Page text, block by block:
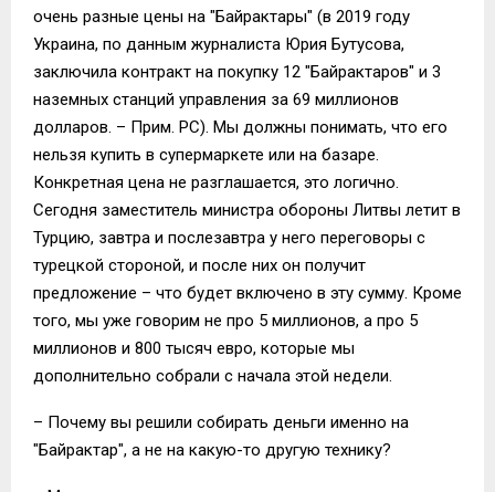
очень разные цены на "Байрактары" (в 2019 году
Украина, по данным журналиста Юрия Бутусова,
заключила контракт на покупку 12 "Байрактаров" и 3
наземных станций управления за 69 миллионов
долларов. – Прим. РС). Мы должны понимать, что его
нельзя купить в супермаркете или на базаре.
Конкретная цена не разглашается, это логично.
Сегодня заместитель министра обороны Литвы летит в
Турцию, завтра и послезавтра у него переговоры с
турецкой стороной, и после них он получит
предложение – что будет включено в эту сумму. Кроме
того, мы уже говорим не про 5 миллионов, а про 5
миллионов и 800 тысяч евро, которые мы
дополнительно собрали с начала этой недели.
– Почему вы решили собирать деньги именно на
"Байрактар", а не на какую-то другую технику?